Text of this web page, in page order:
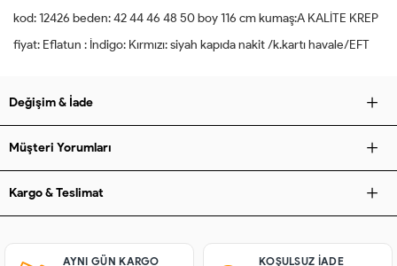
kod: 12426 beden: 42 44 46 48 50 boy 116 cm kumaş:A KALİTE KREP
fiyat: Eflatun : İndigo: Kırmızı: siyah kapıda nakit /k.kartı havale/EFT
Değişim & İade
Müşteri Yorumları
Kargo & Teslimat
AYNI GÜN KARGO KOŞULSUZ IADE